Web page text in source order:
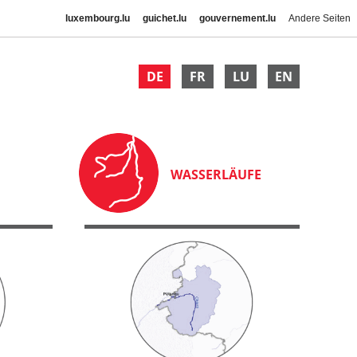
luxembourg.lu guichet.lu gouvernement.lu Andere Seiten
DE FR LU EN
WASSERLÄUFE